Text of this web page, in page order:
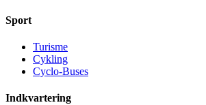
Sport
Turisme
Cykling
Cyclo-Buses
Indkvartering